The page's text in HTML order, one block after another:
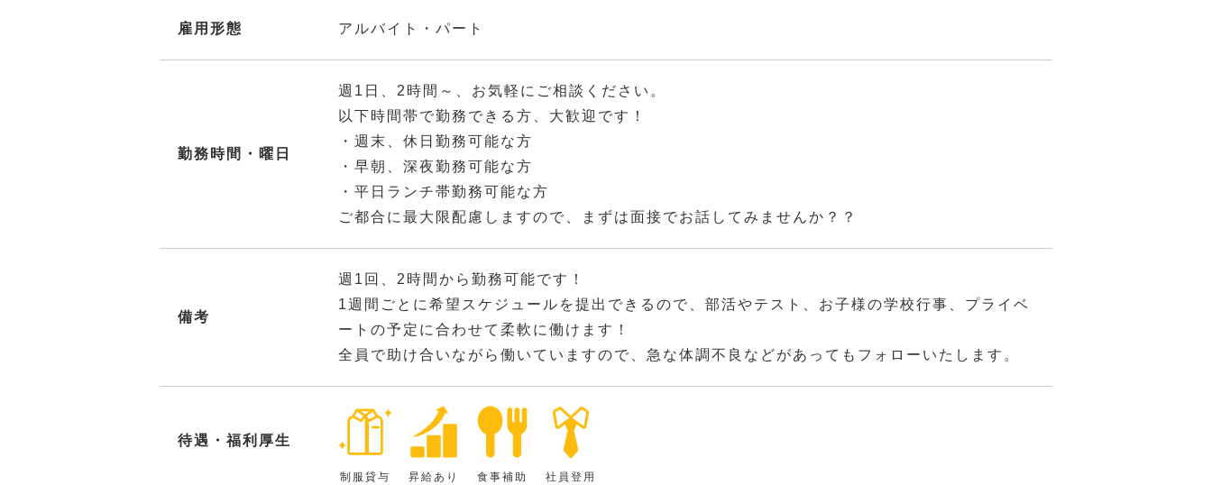
雇用形態 アルバイト・パート
勤務時間・曜日
週1日、2時間～、お気軽にご相談ください。
以下時間帯で勤務できる方、大歓迎です！
・週末、休日勤務可能な方
・早朝、深夜勤務可能な方
・平日ランチ帯勤務可能な方
ご都合に最大限配慮しますので、まずは面接でお話してみませんか？？
備考
週1回、2時間から勤務可能です！
1週間ごとに希望スケジュールを提出できるので、部活やテスト、お子様の学校行事、プライベ
ートの予定に合わせて柔軟に働けます！
全員で助け合いながら働いていますので、急な体調不良などがあってもフォローいたします。
待遇・福利厚生
制服貸与 昇給あり 食事補助 社員登用